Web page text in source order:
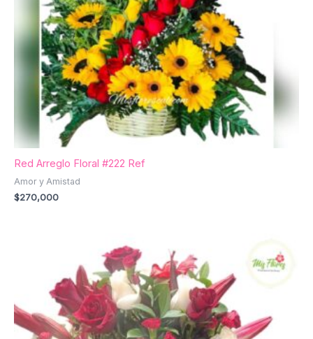
Red Arreglo Floral #222 Ref
Amor y Amistad
$270,000